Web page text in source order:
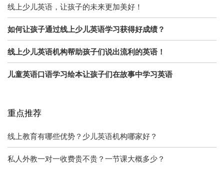
线上少儿英语，让孩子的未来更加美好！
如何让孩子通过线上少儿英语学习获得好成绩？
线上少儿英语机构帮助孩子们说出流利的英语！
儿童英语口语学习绘本让孩子们在故事中学习英语
重点推荐
线上教育有哪些优势？少儿英语机构哪家好？
私人外教一对一收费贵不贵？一节课大概多少？